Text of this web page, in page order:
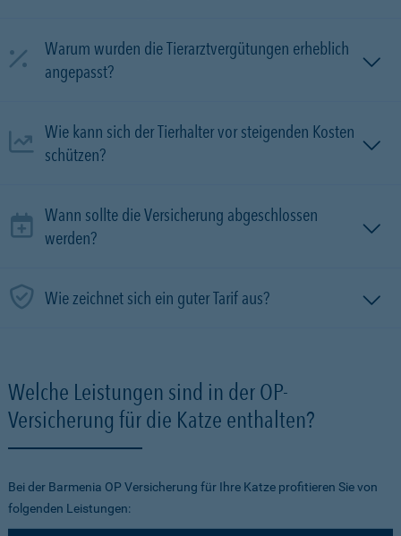
Warum wurden die Tierarztvergütungen erheblich
angepasst?
Wie kann sich der Tierhalter vor steigenden Kosten
schützen?
Wann sollte die Versicherung abgeschlossen
werden?
Wie zeichnet sich ein guter Tarif aus?
Welche Leistungen sind in der OP-
Versicherung für die Katze enthalten?
Bei der Barmenia OP Versicherung für Ihre Katze profitieren Sie von
folgenden Leistungen: